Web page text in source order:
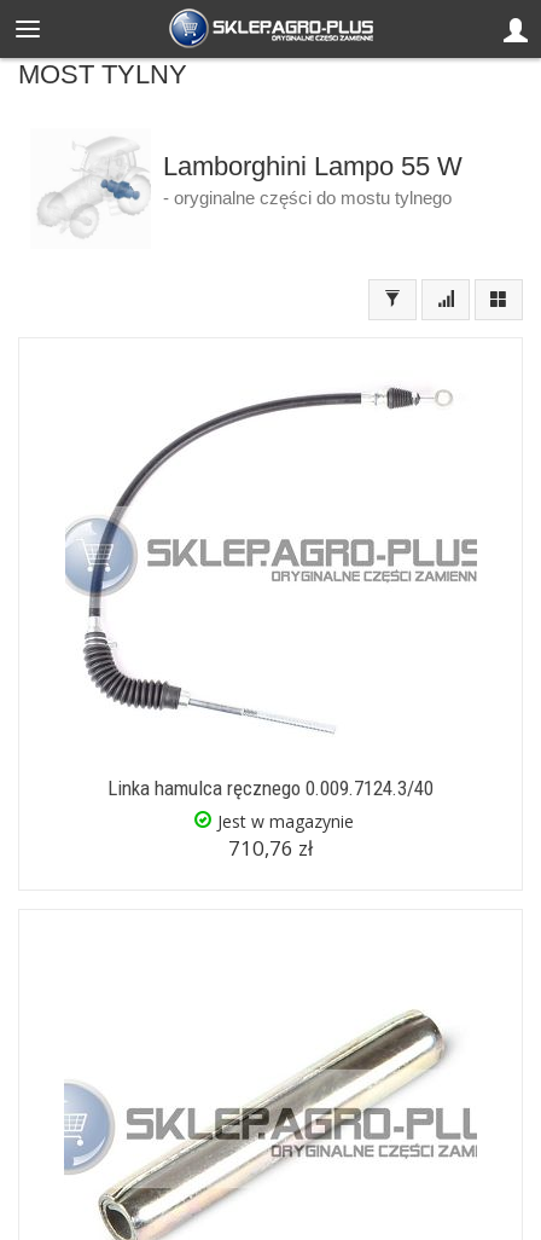
MOST TYLNY
Lamborghini Lampo 55 W
- oryginalne części do mostu tylnego
Linka hamulca ręcznego 0.009.7124.3/40
Jest w magazynie
710,76 zł